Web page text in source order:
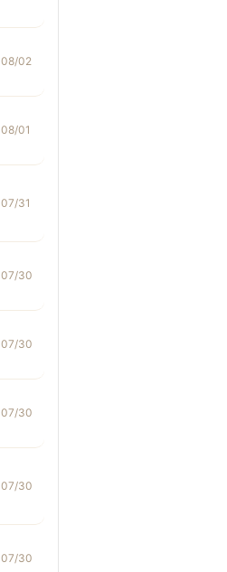
08/02
08/01
07/31
07/30
07/30
07/30
07/30
07/30